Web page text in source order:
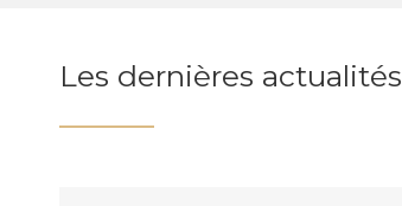
Les dernières actualités